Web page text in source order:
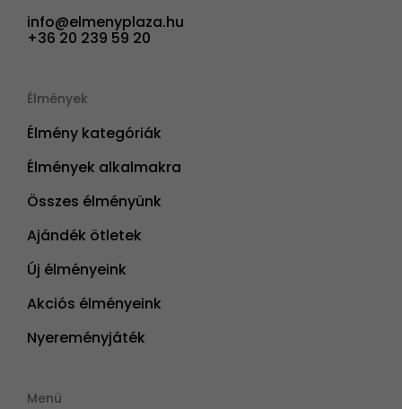
info@elmenyplaza.hu
+36 20 239 59 20
Élmények
Élmény kategóriák
Élmények alkalmakra
Összes élményünk
Ajándék ötletek
Új élményeink
Akciós élményeink
Nyereményjáték
Menü